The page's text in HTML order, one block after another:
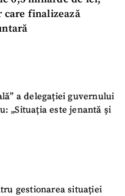
care finalizează
a delegației guvernului
„Situația este jenantă și
gestionarea situației